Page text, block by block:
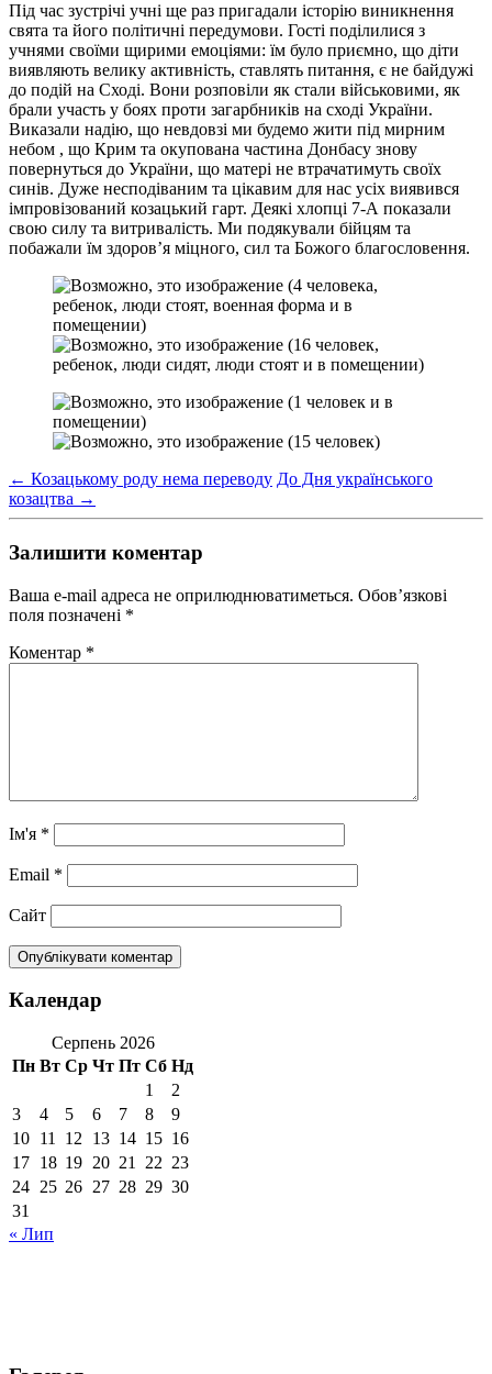
Під час зустрічі учні ще раз пригадали історію виникнення
свята та його політичні передумови. Гості поділилися з
учнями своїми щирими емоціями: їм було приємно, що діти
виявляють велику активність, ставлять питання, є не байдужі
до подій на Сході. Вони розповіли як стали військовими, як
брали участь у боях проти загарбників на сході України.
Виказали надію, що невдовзі ми будемо жити під мирним
небом , що Крим та окупована частина Донбасу знову
повернуться до України, що матері не втрачатимуть своїх
синів. Дуже несподіваним та цікавим для нас усіх виявився
імпровізований козацький гарт. Деякі хлопці 7-А показали
свою силу та витривалість. Ми подякували бійцям та
побажали їм здоров’я міцного, сил та Божого благословення.
← Козацькому роду нема переводу До Дня українського
козацтва →
Залишити коментар
Ваша e-mail адреса не оприлюднюватиметься. Обов’язкові
поля позначені *
Коментар *
Ім'я *
Email *
Сайт
Календар
Серпень 2026
Пн Вт Ср Чт Пт Сб Нд
1
2
3
4 5 6 7 8
9
10 11 12 13 14 15 16
17 18 19 20 21 22 23
24 25 26 27 28 29 30
31
« Лип